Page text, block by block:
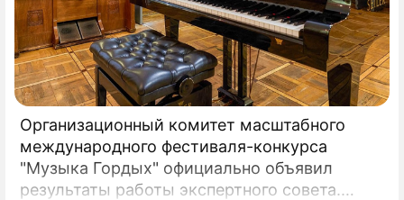
Организационный комитет масштабного
международного фестиваля-конкурса
"Музыка Гордых" официально объявил
результаты работы экспертного совета.